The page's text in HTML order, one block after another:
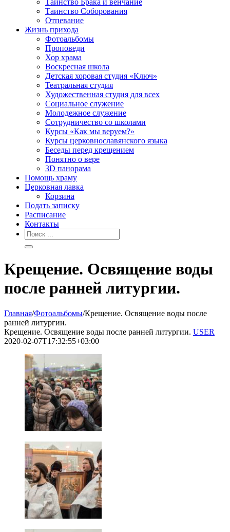
Таинство Брака и венчание
Таинство Соборования
Отпевание
Жизнь прихода
Фотоальбомы
Проповеди
Хор храма
Воскресная школа
Детская хоровая студия «Ключ»
Театральная студия
Х​удожественная студия для всех
Социальное служение
Молодежное служение
Сотрудничество со школами
Курсы «Как мы веруем?»
Курсы церковнославянского языка
Беседы перед крещением
Понятно о вере
3D панорама
Помощь храму
Церковная лавка
Корзина
Подать записку
Расписание
Контакты
Крещение. Освящение воды
после ранней литургии.
Главная/Фотоальбомы/Крещение. Освящение воды после
ранней литургии.
Крещение. Освящение воды после ранней литургии. USER
2020-02-07T17:32:55+03:00